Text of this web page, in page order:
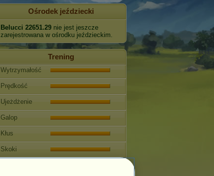
Ośrodek jeździecki
Belucci 22651.29 nie jest jeszcze
zarejestrowana w ośrodku jeździeckim.
Trening
Wytrzymałość
Prędkość
Ujeżdżenie
Galop
Kłus
Skoki